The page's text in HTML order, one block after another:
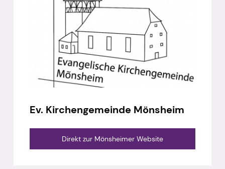
Ev. Kirchengemeinde Mönsheim
Direkt zur Mönsheimer Website